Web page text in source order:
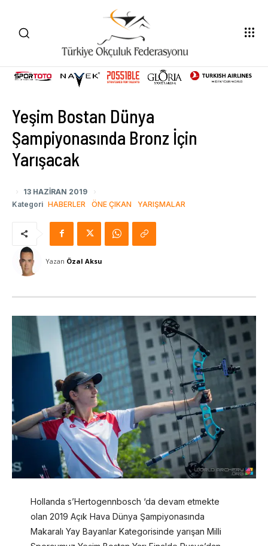
Yeşim Bostan Dünya
Şampiyonasında Bronz İçin
Yarışacak
13 HAZIRAN 2019
Kategori HABERLER ÖNE ÇIKAN YARIŞMALAR
Yazan Özal Aksu
Hollanda s’Hertogennbosch ‘da devam etmekte
olan 2019 Açık Hava Dünya Şampiyonasında
Makaralı Yay Bayanlar Kategorisinde yarışan Milli